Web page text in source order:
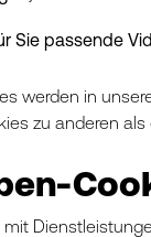
Sie passende
werden in
zu anderen